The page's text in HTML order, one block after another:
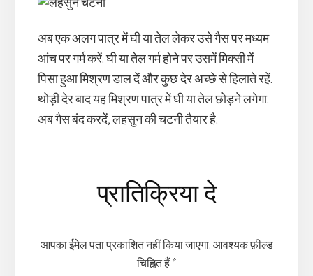
अब एक अलग पात्र में घी या तेल लेकर उसे गैस पर मध्यम
आंच पर गर्म करें. घी या तेल गर्म होने पर उसमें मिक्सी में
पिसा हुआ मिश्रण डाल दें और कुछ देर अच्छे से हिलाते रहें.
थोड़ी देर बाद यह मिश्रण पात्र में घी या तेल छोड़ने लगेगा.
अब गैस बंद करदें, लहसुन की चटनी तैयार है.
Interactions
प्रातिक्रिया दे
आपका ईमेल पता प्रकाशित नहीं किया जाएगा. आवश्यक फ़ील्ड
चिह्नित हैं *